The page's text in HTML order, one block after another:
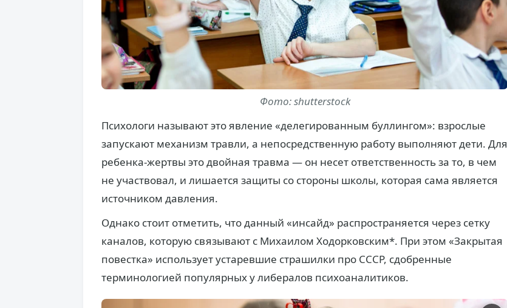
Фото: shutterstock
Психологи называют это явление «делегированным буллингом»: взрослые
запускают механизм травли, а непосредственную работу выполняют дети. Для
ребенка-жертвы это двойная травма — он несет ответственность за то, в чем
не участвовал, и лишается защиты со стороны школы, которая сама является
источником давления.
Однако стоит отметить, что данный «инсайд» распространяется через сетку
каналов, которую связывают с Михаилом Ходорковским*. При этом «Закрытая
повестка» использует устаревшие страшилки про СССР, сдобренные
терминологией популярных у либералов психоаналитиков.